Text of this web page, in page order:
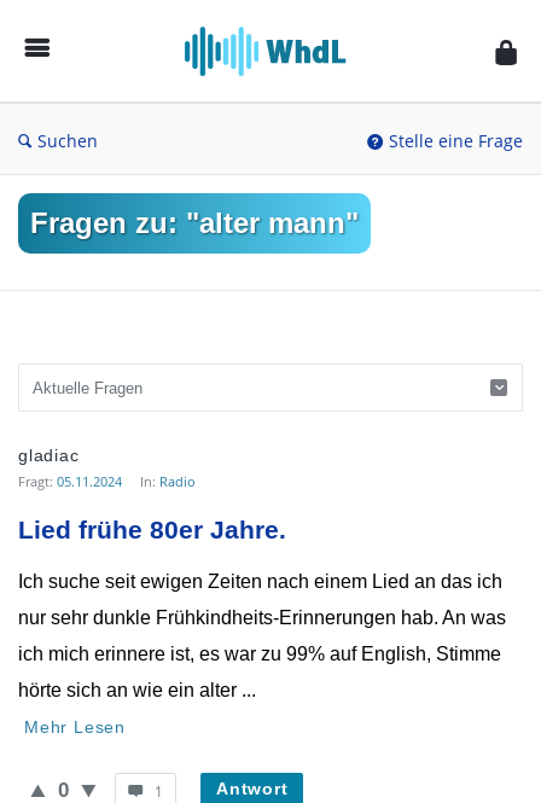
von
Suchen Stelle eine Frage
Fragen zu: "alter mann"
Musikforum
von
WieheisstdasLied.de
Fragen
gladiac
Fragt: 05.11.2024 In: Radio
Lied frühe 80er Jahre.
Ich suche seit ewigen Zeiten nach einem Lied an das ich
nur sehr dunkle Frühkindheits-Erinnerungen hab. An was
ich mich erinnere ist, es war zu 99% auf English, Stimme
hörte sich an wie ein alter ...
Mehr Lesen
0 1 Antwort